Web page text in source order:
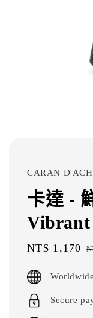
CARAN
卡達 -
Vibrant
Sale
NT$ 1,170
Secure